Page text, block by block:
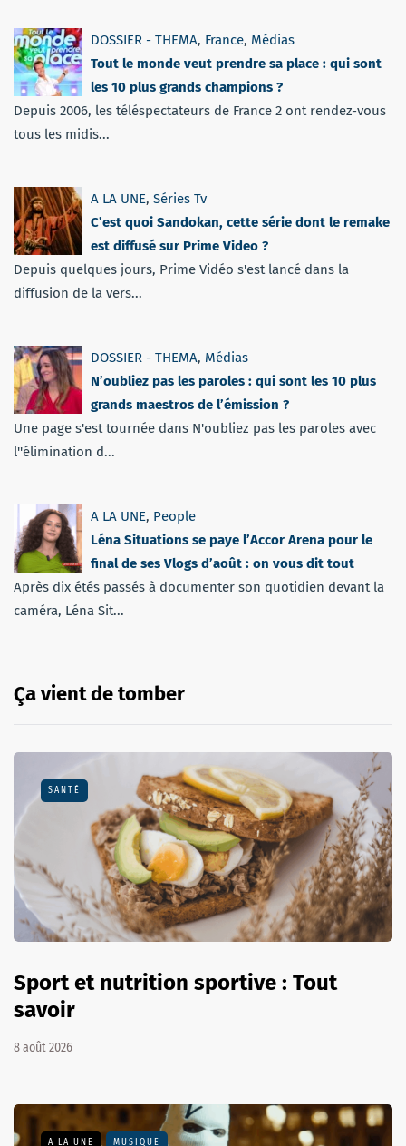
DOSSIER - THEMA, France, Médias
Tout le monde veut prendre sa place : qui sont
les 10 plus grands champions ?
Depuis 2006, les téléspectateurs de France 2 ont rendez-vous
tous les midis...
A LA UNE, Séries Tv
C’est quoi Sandokan, cette série dont le remake
est diffusé sur Prime Video ?
Depuis quelques jours, Prime Vidéo s'est lancé dans la
diffusion de la vers...
DOSSIER - THEMA, Médias
N’oubliez pas les paroles : qui sont les 10 plus
grands maestros de l’émission ?
Une page s'est tournée dans N'oubliez pas les paroles avec
l''élimination d...
A LA UNE, People
Léna Situations se paye l’Accor Arena pour le
final de ses Vlogs d’août : on vous dit tout
Après dix étés passés à documenter son quotidien devant la
caméra, Léna Sit...
Ça vient de tomber
SANTÉ
Sport et nutrition sportive : Tout
savoir
8 août 2026
A LA UNE MUSIQUE